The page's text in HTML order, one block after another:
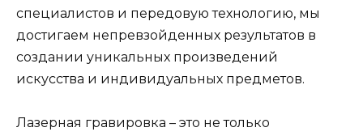
специалистов и передовую технологию, мы
достигаем непревзойденных результатов в
создании уникальных произведений
искусства и индивидуальных предметов.
Лазерная гравировка – это не только